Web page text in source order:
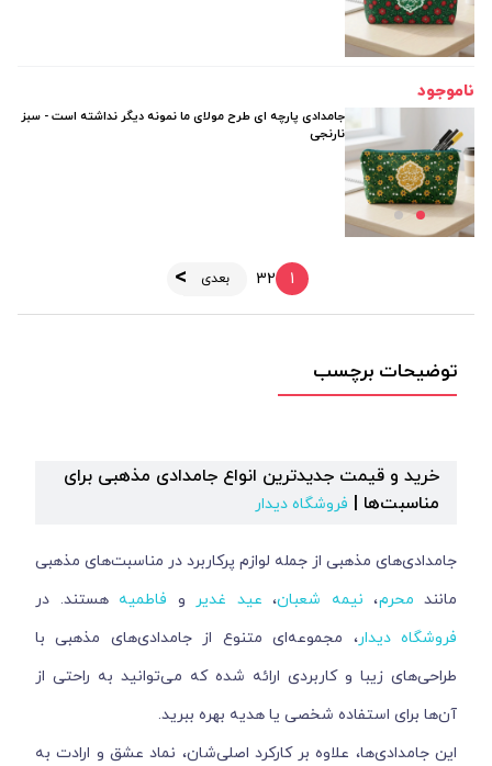
ناموجود
جامدادی پارچه ای طرح مولای ما نمونه دیگر نداشته است - سبز
نارنجی
1
2
3 بعدی
توضیحات برچسب
خرید و قیمت جدیدترین انواع جامدادی مذهبی برای
مناسبت‌ها |
فروشگاه دیدار
جامدادی‌های مذهبی از جمله لوازم پرکاربرد در مناسبت‌های مذهبی
مانند محرم، نیمه شعبان، عید غدیر و فاطمیه هستند. در
فروشگاه دیدار، مجموعه‌ای متنوع از جامدادی‌های مذهبی با
طراحی‌های زیبا و کاربردی ارائه شده که می‌توانید به راحتی از
آن‌ها برای استفاده شخصی یا هدیه بهره ببرید.
این جامدادی‌ها، علاوه بر کارکرد اصلی‌شان، نماد عشق و ارادت به